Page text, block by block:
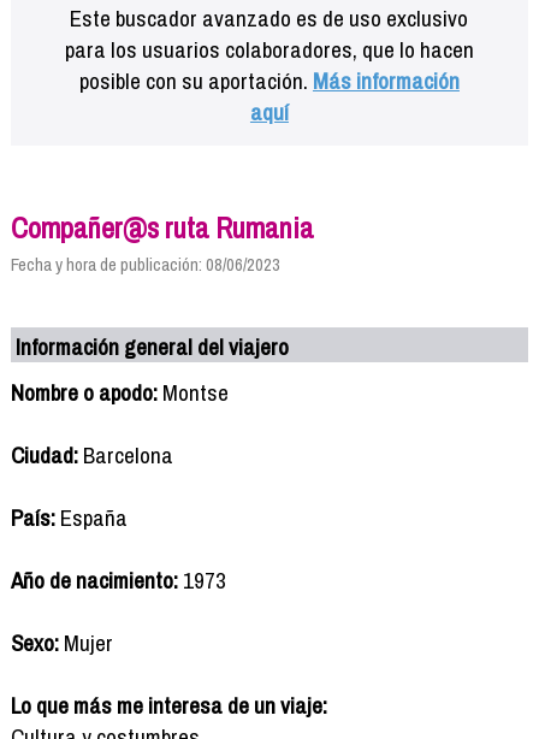
Este buscador avanzado es de uso exclusivo
para los usuarios colaboradores, que lo hacen
posible con su aportación. Más información
aquí
Compañer@s ruta Rumania
Fecha y hora de publicación: 08/06/2023
Información general del viajero
Nombre o apodo:Montse
Ciudad:Barcelona
País:España
Año de nacimiento:1973
Sexo:Mujer
Lo que más me interesa de un viaje: